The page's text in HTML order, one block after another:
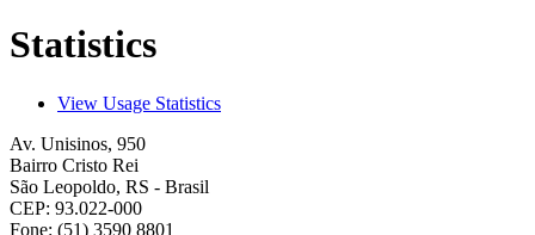
Statistics
View Usage Statistics
Av. Unisinos, 950
Bairro Cristo Rei
São Leopoldo, RS - Brasil
CEP: 93.022-000
Fone: (51) 3590 8801